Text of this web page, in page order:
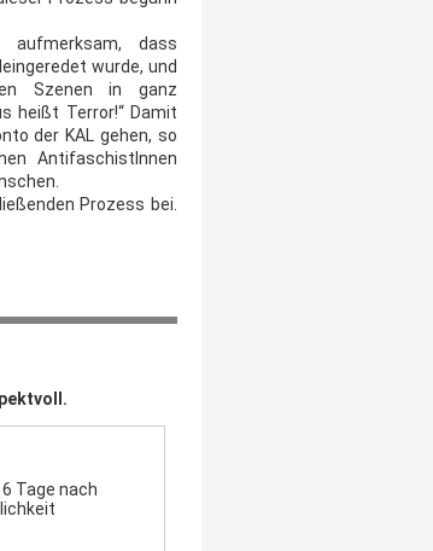
dass
wurde, und
Szenen in ganz
heißt Terror!“ Damit
der KAL gehen, so
AntifaschistInnen
Prozess bei.
Tage nach